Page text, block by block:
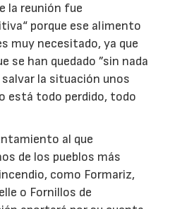
la reunión fue
porque ese alimento
muy necesitado, ya que
se han quedado ”sin nada
la situación unos
está todo perdido, todo
al que
de los pueblos más
como Formariz,
o Fornillos de